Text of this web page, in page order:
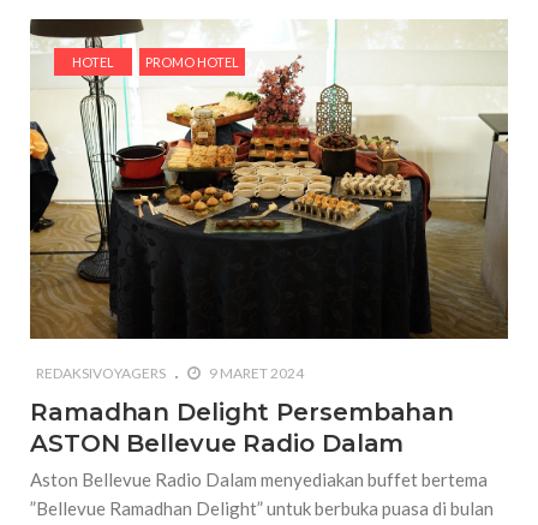
HOTEL PROMO HOTEL
REDAKSIVOYAGERS 9 MARET 2024
Ramadhan Delight Persembahan
ASTON Bellevue Radio Dalam
Aston Bellevue Radio Dalam menyediakan buffet bertema
”Bellevue Ramadhan Delight” untuk berbuka puasa di bulan